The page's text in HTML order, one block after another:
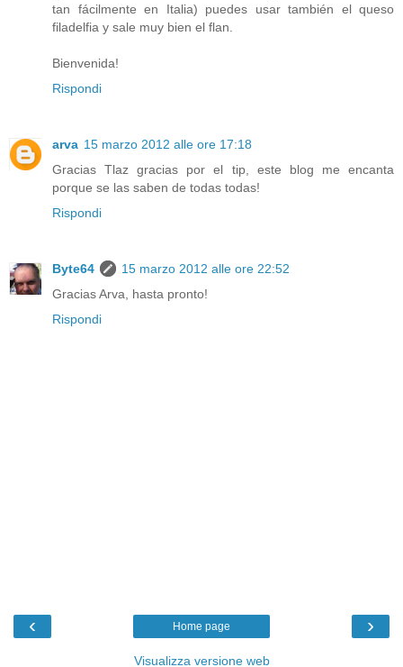
tan fácilmente en Italia) puedes usar también el queso
filadelfia y sale muy bien el flan.
Bienvenida!
Rispondi
arva 15 marzo 2012 alle ore 17:18
Gracias Tlaz gracias por el tip, este blog me encanta
porque se las saben de todas todas!
Rispondi
Byte64
15 marzo 2012 alle ore 22:52
Gracias Arva, hasta pronto!
Rispondi
‹ ›
Home page
Visualizza versione web